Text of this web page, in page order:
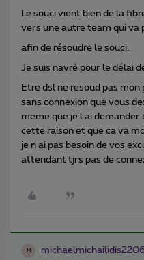
Le souci vient bien de la
vers une autre team qui
afin de résoudre le souci.
Je suis navré pour le délai
Etre dsl ne resoud pas
sans connexion que vous
meme que je l ai
cette raison et que ca va
je n ai pas besoin de vos
attendant tjrs pas de
M